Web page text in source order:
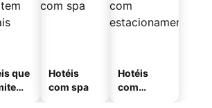
que
Hotéis
com spa
Hotéis
com